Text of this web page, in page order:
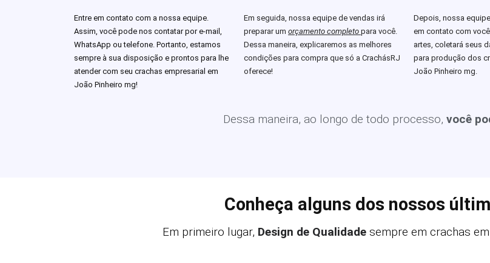
Entre em contato com a nossa equipe.
Assim, você pode nos contatar por e-mail,
WhatsApp ou telefone. Portanto, estamos
sempre à sua disposição e prontos para lhe
atender com seu crachas empresarial em
João Pinheiro mg!
Em seguida, nossa equipe de vendas irá
preparar um orçamento completo para você.
Dessa maneira, explicaremos as melhores
condições para compra que só a CrachásRJ
oferece!
Depois, nossa
em contato com
artes, coletará seus
para produção dos
João Pinheiro mg.
Dessa maneira, ao longo de todo processo, você
Conheça alguns dos nossos
Em primeiro lugar, Design de Qualidade sempre em crachas